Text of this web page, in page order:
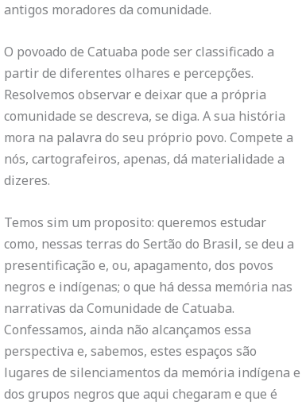
antigos moradores da comunidade.
O povoado de Catuaba pode ser classificado a
partir de diferentes olhares e percepções.
Resolvemos observar e deixar que a própria
comunidade se descreva, se diga. A sua história
mora na palavra do seu próprio povo. Compete a
nós, cartografeiros, apenas, dá materialidade a
dizeres.
Temos sim um proposito: queremos estudar
como, nessas terras do Sertão do Brasil, se deu a
presentificação e, ou, apagamento, dos povos
negros e indígenas; o que há dessa memória nas
narrativas da Comunidade de Catuaba.
Confessamos, ainda não alcançamos essa
perspectiva e, sabemos, estes espaços são
lugares de silenciamentos da memória indígena e
dos grupos negros que aqui chegaram e que é